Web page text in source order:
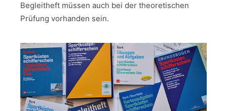
Begleitheft müssen auch bei der theoretischen
Prüfung vorhanden sein.